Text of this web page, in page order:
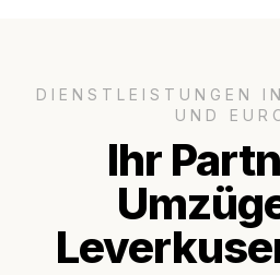
DIENSTLEISTUNGEN
UND
Ihr